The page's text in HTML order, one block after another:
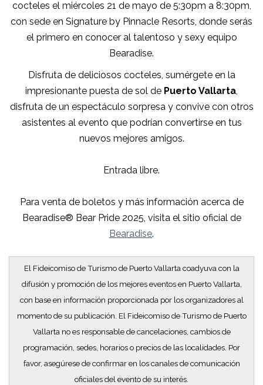
cocteles el miércoles 21 de mayo de 5:30pm a 8:30pm,
con sede en Signature by Pinnacle Resorts, donde serás
el primero en conocer al talentoso y sexy equipo
Bearadise.
Disfruta de deliciosos cocteles, sumérgete en la
impresionante puesta de sol de Puerto Vallarta,
disfruta de un espectáculo sorpresa y convive con otros
asistentes al evento que podrían convertirse en tus
nuevos mejores amigos.
Entrada libre.
Para venta de boletos y más información acerca de
Bearadise® Bear Pride 2025, visita el sitio oficial de
Bearadise.
El Fideicomiso de Turismo de Puerto Vallarta coadyuva con la
difusión y promoción de los mejores eventos en Puerto Vallarta,
con base en información proporcionada por los organizadores al
momento de su publicación. El Fideicomiso de Turismo de Puerto
Vallarta no es responsable de cancelaciones, cambios de
programación, sedes, horarios o precios de las localidades. Por
favor, asegúrese de confirmar en los canales de comunicación
oficiales del evento de su interés.